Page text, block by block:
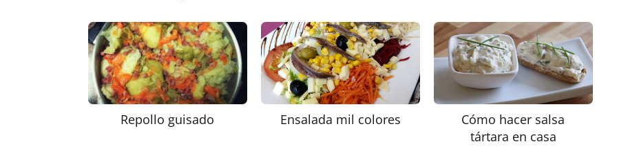
Repollo guisado Ensalada mil colores
Cómo hacer salsa
tártara en casa